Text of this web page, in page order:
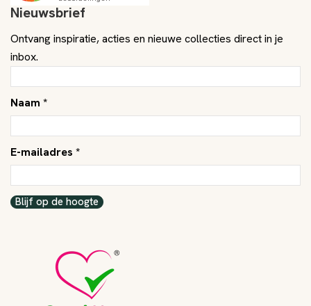
Nieuwsbrief
Ontvang inspiratie, acties en nieuwe collecties direct in je
inbox.
Naam *
E-mailadres *
Blijf op de hoogte